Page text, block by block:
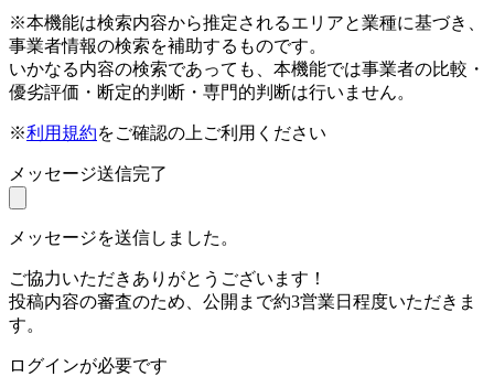
※本機能は検索内容から推定されるエリアと業種に基づき、
事業者情報の検索を補助するものです。
いかなる内容の検索であっても、本機能では事業者の比較・
優劣評価・断定的判断・専門的判断は行いません。
※利用規約をご確認の上ご利用ください
メッセージ送信完了
メッセージを送信しました。
ご協力いただきありがとうございます！
投稿内容の審査のため、公開まで約3営業日程度いただきま
す。
ログインが必要です